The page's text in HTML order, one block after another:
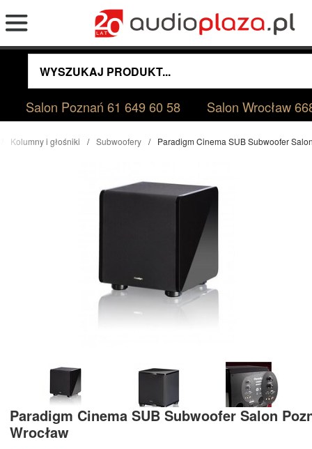
Salon Poznań61 649 60 58 Salon Wrocław
Kolumny i głośniki Subwoofery Paradigm Cinema SUB Subwoofer
Paradigm Cinema SUB Subwoofer Salon
Wrocław